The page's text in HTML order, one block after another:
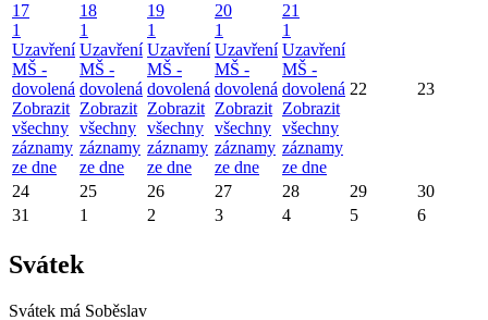
17
1
Uzavření
MŠ -
dovolená
Zobrazit
všechny
záznamy
ze dne
18
1
Uzavření
MŠ -
dovolená
Zobrazit
všechny
záznamy
ze dne
19
1
Uzavření
MŠ -
dovolená
Zobrazit
všechny
záznamy
ze dne
20
1
Uzavření
MŠ -
dovolená
Zobrazit
všechny
záznamy
ze dne
21
1
Uzavření
MŠ -
dovolená
Zobrazit
všechny
záznamy
ze dne
22 23
24 25 26 27 28 29
30
31
1 2 3 4 5 6
Svátek
Svátek má Soběslav